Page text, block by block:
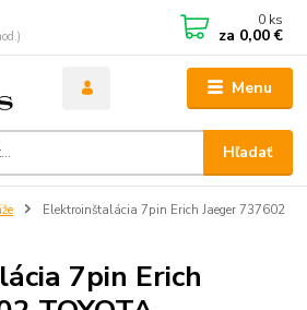
Menu
Hľadať
0 ks
za 0,00 €
Elektroinštalácia 7pin Erich Jaeger 737602
7pin Erich